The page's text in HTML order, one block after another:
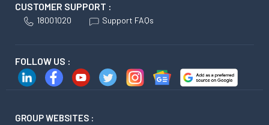
CUSTOMER SUPPORT :
18001020 Support FAQs
FOLLOW US :
GROUP WEBSITES :